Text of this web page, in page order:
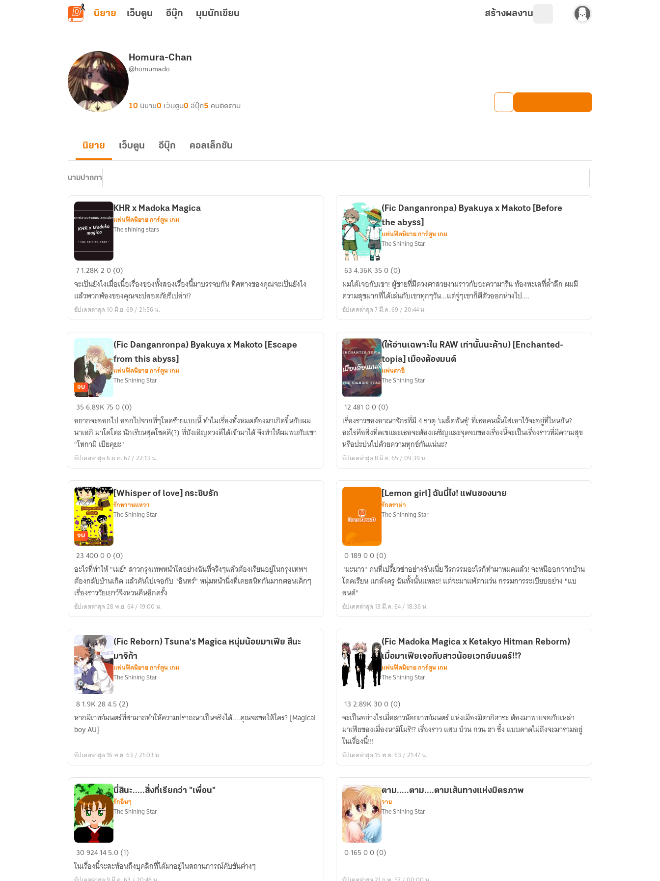
ข้ามไปยังเนื้อหาหลัก
นิยาย เว็บตูน อีบุ๊ก มุมนักเขียน สร้างผลงาน
Homura-Chan
@homumado
10 นิยาย0 เว็บตูน0 อีบุ๊ก5 คนติดตาม
นิยาย เว็บตูน อีบุ๊ก คอลเล็กชัน
นามปากกา
KHR
Madoka
Magica
KHR x Madoka Magica
แฟนฟิคนิยาย การ์ตูน เกม
The shining stars
71.28K20 (0)
จะเป็นยังไงเมื่อเนื้อเรื่องของทั้งสองเรื่องนี้มาบรรจบกัน ทิศทางของคุณจะเป็นยังไง
แล้วพวกพ้องของคุณจะปลอดภัยรึเปล่า!?
อัปเดตล่าสุด 10 มิ.ย. 69 / 21:56 น.
(Fic
Danganronpa)
Byakuya
x
Makoto
the
abyss]
(Fic Danganronpa) Byakuya x Makoto [Before
the abyss]
แฟนฟิคนิยาย การ์ตูน เกม
The Shining Star
634.36K 350 (0)
ผมได้เจอกับเขา! ผู้ชายที่มีดวงตาสวยงามราวกับอะความารีน ท้องทะเลที่ล้ำลึก ผมมี
ความสุขมากที่ได้เล่นกับเขาทุกๆวัน...แต่จู่ๆเขาก็ตีตัวออกห่างไป....
อัปเดตล่าสุด 7 มี.ค. 69 / 20:44 น.
(Fic
Danganronpa)
Byakuya
x
Makoto
[Escape
this
abyss]
จบ
(Fic Danganronpa) Byakuya x Makoto [Escape
from this abyss]
แฟนฟิคนิยาย การ์ตูน เกม
The Shining Star
356.89K750 (0)
อยากจะออกไป ออกไปจากที่ๆโหดร้ายแบบนี้ ทำไมเรื่องทั้งหมดต้องมาเกิดขึ้นกับผม
นาเอกิ มาโคโตะ นักเรียนสุดโชคดี(?) ที่บังเอิญดวงดีได้เข้ามาได้ จึงทำให้ผมพบกับเขา
"โทกามิ เบียคุยะ"
อัปเดตล่าสุด 6 ม.ค. 67 / 22:13 น.
(ให้
อ่าน
เฉพาะ
ใน
RAW
เท่านั้น
ค้าบ)
[Enchanted-
topia]
เมือง
มนต์
(ให้อ่านเฉพาะใน RAW เท่านั้นนะค้าบ) [Enchanted-
topia] เมืองต้องมนต์
แฟนตาซี
The Shining Star
1248100 (0)
เรื่องราวของอาณาจักรที่มี 4 ธาตุ 'เมล็ดพันธุ์' ที่เธอคนนั้นใส่เอาไว้จะอยู่ที่ไหนกัน?
อะไรคือสิ่งที่ดเขและเธอจะต้องเผชิญและจุดจบของเรื่องนี้จะเป็นเรื่องราวที่มีความสุข
หรือปะปนไปด้วยความทุกข์กันแน่นะ?
อัปเดตล่าสุด 8 มิ.ย. 65 / 09:39 น.
[Whisper
of
love]
กระซิบ
รัก
จบ
[Whisper of love] กระซิบรัก
รักหวานแหวว
The Shining Star
2340000 (0)
อะไรที่ทำให้ "เมย์" สาวกรุงเทพหน้าใสอย่างฉันที่จริงๆแล้วต้องเรียนอยู่ในกรุงเทพฯ
ต้องกลับบ้านเกิด แล้วดันไปเจอกับ "อินทร์" หนุ่มหน้านิ่งที่เคยสนิทกันมากตอนเด็กๆ
เรื่องราววัยเยาว์จึงหวนคืนอีกครั้ง
อัปเดตล่าสุด 28 พ.ย. 64 / 19:00 น.
[Lemon
ฉัน
นี่
ไง!
แฟน
[Lemon girl] ฉันนี่ไง! แฟนของนาย
รักดราม่า
The Shinning Star
018900 (0)
"มะนาว" คนที่เปรี้ยวซ่าอย่างฉันเนี่ย วีรกรรมอะไรก็ทำมาหมดแล้ว! จะหนีออกจากบ้าน
โดดเรียน แกล้งครู ฉันทั้งนั้นแหละ! แต่จะมาแพ้ตาแว่น กรรมการระเบียบอย่าง "แบ
ลนด์"
อัปเดตล่าสุด 13 มี.ค. 64 / 18:36 น.
(Fic
Reborn)
Tsuna's
Magica
น้อย
สึนะ
มา
จิก้
า
(Fic Reborn) Tsuna's Magica หนุ่มน้อยมาเฟีย สึนะ
มาจิก้า
แฟนฟิคนิยาย การ์ตูน เกม
The Shining Star
81.9K284.5 (2)
หากมีเวทย์มนตร์ที่สามาถทำให้ความปราถณาเป็นจริงได้....คุณจะขอให้ใคร? [Magical
boy AU]
อัปเดตล่าสุด 16 พ.ย. 63 / 21:03 น.
(Fic
Madoka
Magica
x
Ketakyo
Hitman
เมื่อ
มาเฟีย
เจอ
กับ
สาว
น้อย
เวทย์
(Fic Madoka Magica x Ketakyo Hitman Reborm)
เมื่อมาเฟียเจอกับสาวน้อยเวทย์มนตร์!!?
แฟนฟิคนิยาย การ์ตูน เกม
The Shining Star
132.89K 300 (0)
จะเป็นอย่างไรเมื่อสาวน้อยเวทย์มนตร์ แห่งเมืองมิตากิฮาระ ต้องมาพบเจอกับเหล่า
มาเฟียของเมื่องนามิโมริ!? เรื่องราว แสบ ป่วน กวน ฮา ซึ้ง แบบคาดไม่ถึงจะมารวมอยู่
ในเรื่องนี้!!!
อัปเดตล่าสุด 15 พ.ย. 63 / 21:47 น.
นี่
สินะ.....สิ่ง
ที่
นี่สินะ.....สิ่งที่เรียกว่า "เพื่อน"
รักอื่นๆ
The Shining Star
30924145.0 (1)
ในเรื่องนี้จะสะท้อนถึงบุคลิกที่ได้มาอยู่ในสถานการณ์คับขันต่างๆ
ตาม.....ตาม....ตาม
ตาม.....ตาม....ตามเส้นทางแห่งมิตรภาพ
วาย
The Shining Star
016500 (0)